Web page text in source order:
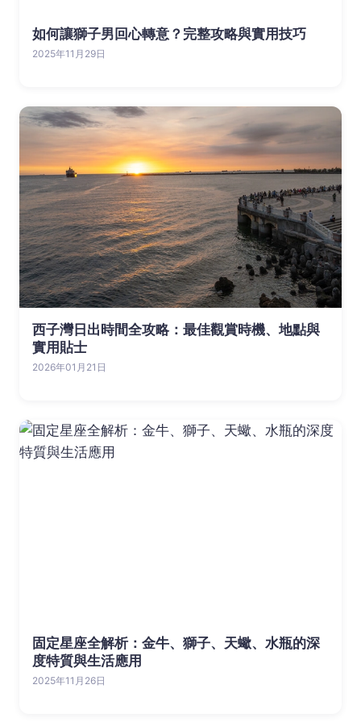
如何讓獅子男回心轉意？完整攻略與實用技巧
2025年11月29日
西子灣日出時間全攻略：最佳觀賞時機、地點與
實用貼士
2026年01月21日
固定星座全解析：金牛、獅子、天蠍、水瓶的深
度特質與生活應用
2025年11月26日